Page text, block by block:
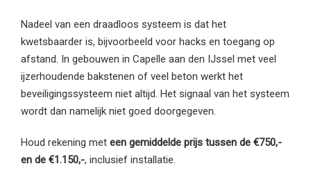
Nadeel van een draadloos systeem is dat het
kwetsbaarder is, bijvoorbeeld voor hacks en toegang op
afstand. In gebouwen in Capelle aan den IJssel met veel
ijzerhoudende bakstenen of veel beton werkt het
beveiligingssysteem niet altijd. Het signaal van het systeem
wordt dan namelijk niet goed doorgegeven.
Houd rekening met een gemiddelde prijs tussen de €750,-
en de €1.150,-, inclusief installatie.